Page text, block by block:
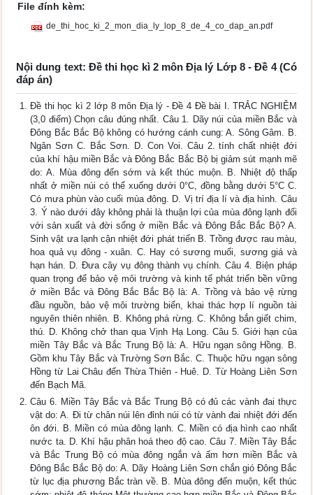
File đính kèm:
de_thi_hoc_ki_2_mon_dia_ly_lop_8_de_4_co_dap_an.pdf
Nội dung text: Đề thi học kì 2 môn Địa lý Lớp 8 - Đề 4 (Có
đáp án)
Đề thi học kì 2 lớp 8 môn Địa lý - Đề 4 Đề bài I. TRẮC NGHIỆM
(3,0 điểm) Chọn câu đúng nhất. Câu 1. Dãy núi của miền Bắc và
Đông Bắc Bắc Bộ không có hướng cánh cung: A. Sông Gâm. B.
Ngân Sơn C. Bắc Sơn. D. Con Voi. Câu 2. tính chất nhiệt đới
của khí hậu miền Bắc và Đông Bắc Bắc Bộ bị giảm sút mạnh mẽ
do: A. Mùa đông đến sớm và kết thúc muộn. B. Nhiệt độ thấp
nhất ở miền núi có thể xuống dưới 0°C, đồng bằng dưới 5°C C.
Có mưa phùn vào cuối mùa đông. D. Vị trí địa lí và địa hình. Câu
3. Ý nào dưới đây không phải là thuận lợi của mùa đông lạnh đối
với sản xuất và đời sống ở miền Bắc và Đông Bắc Bắc Bộ? A.
Sinh vật ưa lạnh cận nhiệt đới phát triển B. Trồng được rau màu,
hoa quả vụ đông - xuân. C. Hay có sương muối, sương giá và
hạn hán. D. Đưa cây vụ đông thành vụ chính. Câu 4. Biện pháp
quan trọng để bảo vệ môi trường và kinh tế phát triển bền vững
ở miền Bắc và Đông Bắc Bắc Bộ là: A. Trồng và bảo vệ rừng
đầu nguồn, bảo vệ môi trường biển, khai thác hợp lí nguồn tài
nguyên thiên nhiên. B. Không phá rừng. C. Không bắn giết chim,
thú. D. Không chở than qua Vịnh Hạ Long. Câu 5. Giới hạn của
miền Tây Bắc và Bắc Trung Bộ là: A. Hữu ngạn sông Hồng. B.
Gồm khu Tây Bắc và Trường Sơn Bắc. C. Thuộc hữu ngạn sông
Hồng từ Lai Châu đến Thừa Thiên - Huê. D. Từ Hoàng Liên Sơn
đến Bạch Mã.
Câu 6. Miền Tây Bắc và Bắc Trung Bộ có đủ các vành đai thực
vật do: A. Đi từ chân núi lên đỉnh núi có từ vành đai nhiệt đới đến
ôn đới. B. Miền có mùa đông lạnh. C. Miền có địa hình cao nhất
nước ta. D. Khí hậu phân hoá theo độ cao. Câu 7. Miền Tây Bắc
và Bắc Trung Bộ có mùa đông ngắn và ấm hơn miền Bắc và
Đông Bắc Bắc Bộ do: A. Dãy Hoàng Liên Sơn chắn gió Đông Bắc
từ lục địa phương Bắc tràn về. B. Mùa đông đến muộn, kết thúc